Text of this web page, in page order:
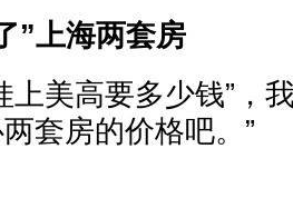
”上海两套房
上美高要多少钱”，
套房的价格吧。”